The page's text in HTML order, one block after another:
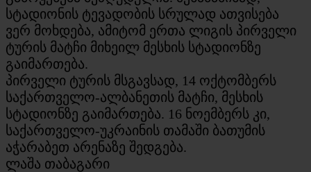
სტადიონის ტევადობის სრულად ათვისება
ვერ მოხდება, ამიტომ ერთა ლიგის პირველი
ტურის მატჩი მიხეილ მესხის სტადიონზე
გაიმართება.
პირველი ტურის მსგავსად, 14 ოქტომბერს
საქართველო-ალბანეთის მატჩი, მესხის
სტადიონზე გაიმართება. 16 ნოემბერს კი,
საქართველო-უკრაინის თამაში ბათუმის
აჭარაბეთ არენაზე შედგება.
ლაშა თაბაგარი